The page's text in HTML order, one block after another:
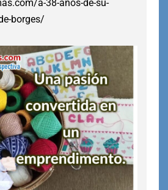
a-38-anos-de-su-
borges/